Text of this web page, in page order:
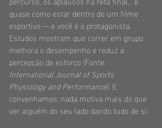
quase como estar dentro de um filme
esportivo — e você é o protagonista.
Estudos mostram que correr em grupo
melhora o desempenho e reduz a
percepção de esforço (Fonte:
International Journal of Sports
Physiology and Performance). E
convenhamos: nada motiva mais do que
ver alguém do seu lado dando tudo de si.